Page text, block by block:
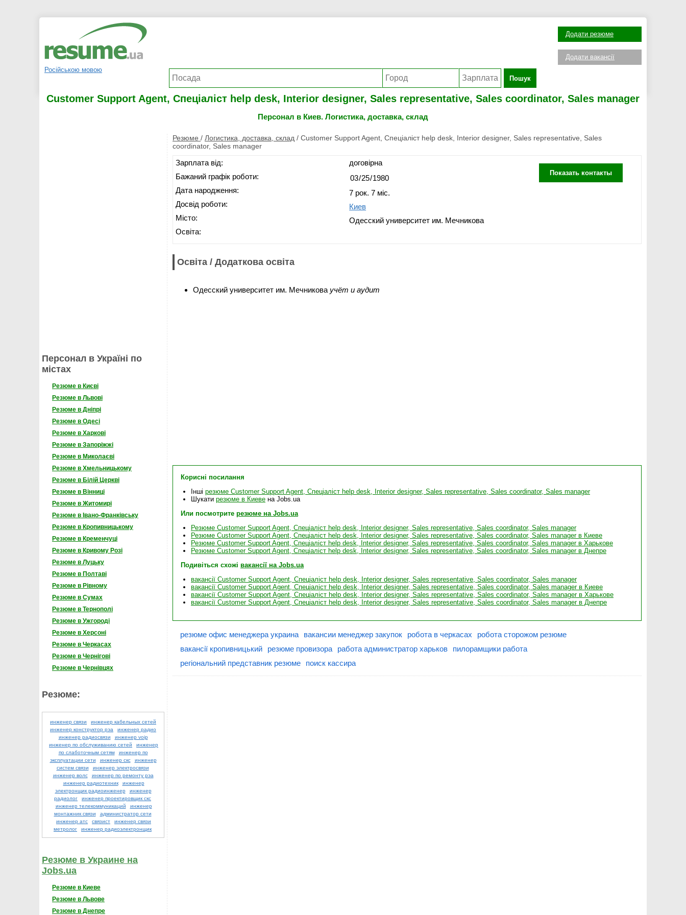
Російською мовою
Пошук
Додати резюме
Додати вакансії
Customer Support Agent, Спеціаліст help desk, Interior designer, Sales representative, Sales coordinator, Sales manager
Персонал в Киев. Логистика, доставка, склад
Персонал в Україні по
містах
Резюме в Києві
Резюме в Львові
Резюме в Дніпрі
Резюме в Одесі
Резюме в Харкові
Резюме в Запоріжжі
Резюме в Миколаєві
Резюме в Хмельницькому
Резюме в Білій Церкві
Резюме в Вінниці
Резюме в Житомирі
Резюме в Івано-Франківську
Резюме в Кропивницькому
Резюме в Кременчуці
Резюме в Кривому Розі
Резюме в Луцьку
Резюме в Полтаві
Резюме в Рівному
Резюме в Сумах
Резюме в Тернополі
Резюме в Ужгороді
Резюме в Херсоні
Резюме в Черкасах
Резюме в Чернігові
Резюме в Чернівцях
Резюме:
инженер связи
инженер кабельных сетей
инженер конструктор рэа
инженер радио
инженер радиосвязи
инженер voip
инженер по обслуживанию сетей
инженер
по слаботочным сетям
инженер по
эксплуатации сети
инженер скс
инженер
систем связи
инженер электросвязи
инженер волс
инженер по ремонту рэа
инженер радиотехник
инженер
электронщик радиоинженер
инженер
радиолог
инженер проектировщик скс
инженер телекоммуникаций
инженер
монтажник связи
администратор сети
инженер атс
связист
инженер связи
метролог
инженер радиоэлектронщик
Резюме в Украине на
Jobs.ua
Резюме в Киеве
Резюме в Львове
Резюме в Днепре
Резюме / Логистика, доставка, склад / Customer Support Agent, Спеціаліст help desk, Interior designer, Sales representative, Sales
coordinator, Sales manager
Зарплата від:
Бажаний графік роботи:
Дата народження:
Досвід роботи:
Місто:
Освіта:
договірна
7 рок. 7 міс.
Киев
Одесский университет им. Мечникова
Показать контакты
Освіта / Додаткова освіта
Одесский университет им. Мечникова учёт и аудит
Корисні посилання
Інші резюме Customer Support Agent, Спеціаліст help desk, Interior designer, Sales representative, Sales coordinator, Sales manager
Шукати резюме в Киеве на Jobs.ua
Или посмотрите резюме на Jobs.ua
Резюме Customer Support Agent, Спеціаліст help desk, Interior designer, Sales representative, Sales coordinator, Sales manager
Резюме Customer Support Agent, Спеціаліст help desk, Interior designer, Sales representative, Sales coordinator, Sales manager в Киеве
Резюме Customer Support Agent, Спеціаліст help desk, Interior designer, Sales representative, Sales coordinator, Sales manager в Харькове
Резюме Customer Support Agent, Спеціаліст help desk, Interior designer, Sales representative, Sales coordinator, Sales manager в Днепре
Подивіться схожі вакансії на Jobs.ua
вакансії Customer Support Agent, Спеціаліст help desk, Interior designer, Sales representative, Sales coordinator, Sales manager
вакансії Customer Support Agent, Спеціаліст help desk, Interior designer, Sales representative, Sales coordinator, Sales manager в Киеве
вакансії Customer Support Agent, Спеціаліст help desk, Interior designer, Sales representative, Sales coordinator, Sales manager в Харькове
вакансії Customer Support Agent, Спеціаліст help desk, Interior designer, Sales representative, Sales coordinator, Sales manager в Днепре
резюме офис менеджера украина вакансии менеджер закупок робота в черкасах
робота сторожом резюме
вакансії кропивницький
резюме провизора работа администратор харьков
пилорамщики работа
регіональний представник резюме
поиск кассира